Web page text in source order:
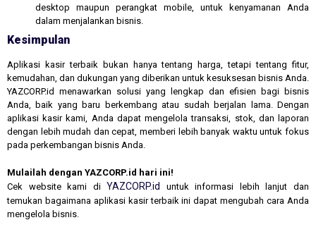
desktop maupun perangkat mobile, untuk kenyamanan Anda
dalam menjalankan bisnis.
Kesimpulan
Aplikasi kasir terbaik bukan hanya tentang harga, tetapi tentang fitur,
kemudahan, dan dukungan yang diberikan untuk kesuksesan bisnis Anda.
YAZCORP.id menawarkan solusi yang lengkap dan efisien bagi bisnis
Anda, baik yang baru berkembang atau sudah berjalan lama. Dengan
aplikasi kasir kami, Anda dapat mengelola transaksi, stok, dan laporan
dengan lebih mudah dan cepat, memberi lebih banyak waktu untuk fokus
pada perkembangan bisnis Anda.
Mulailah dengan YAZCORP.id hari ini!
Cek website kami di YAZCORP.id
untuk informasi lebih lanjut dan
temukan bagaimana aplikasi kasir terbaik ini dapat mengubah cara Anda
mengelola bisnis.